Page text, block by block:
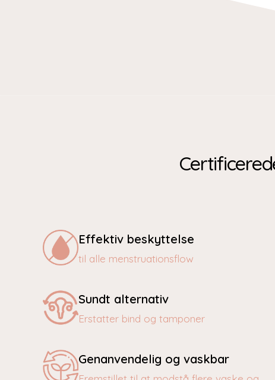
Effektiv beskyttelse
til alle menstruationsflow
Sundt alternativ
Erstatter bind og tamponer
Genanvendelig og vaskbar